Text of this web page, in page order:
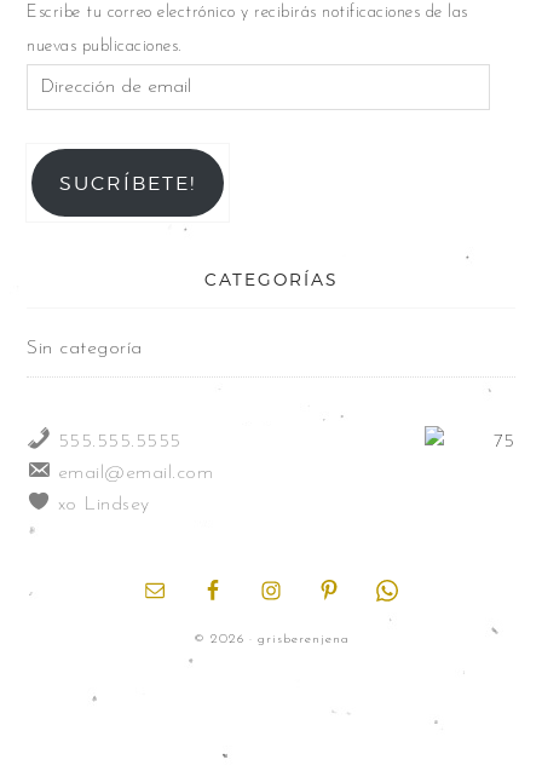
Escribe tu correo electrónico y recibirás notificaciones de las
nuevas publicaciones.
SUCRÍBETE!
CATEGORÍAS
Sin categoría
555.555.5555
email@email.com
xo Lindsey
© 2026 · grisberenjena